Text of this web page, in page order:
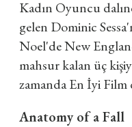
Kadın Oyuncu
gelen Dominic
Noel'de New
mahsur kalan üç
zamanda En İyi Film
Anatomy of a Fall